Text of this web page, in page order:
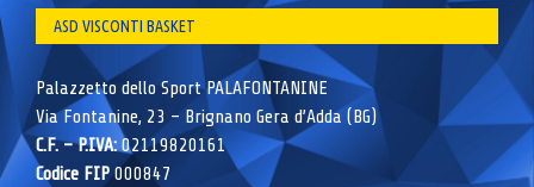
ASD VISCONTI BASKET
Palazzetto dello Sport PALAFONTANINE
Via Fontanine, 23 – Brignano Gera d’Adda (BG)
C.F. – P.IVA:02119820161
Codice FIP000847